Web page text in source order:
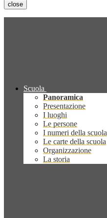
close
Scuola
Panoramica
Presentazione
I luoghi
Le persone
I numeri della scuola
Le carte della scuola
Organizzazione
La storia